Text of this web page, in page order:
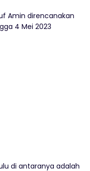
Amin direncanakan
4 Mei 2023
di antaranya adalah